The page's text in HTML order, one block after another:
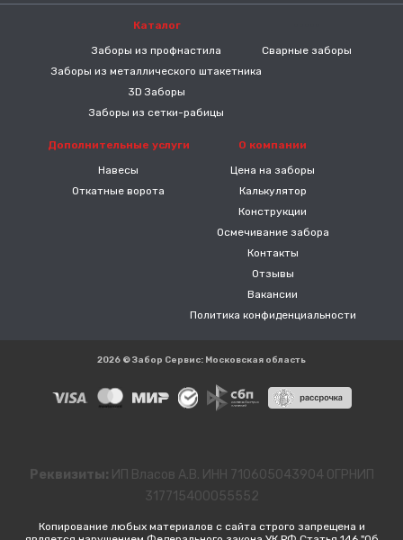
Каталог
Заборы из профнастила
Заборы из металлического штакетника
3D Заборы
Заборы из сетки-рабицы
Сварные заборы
Дополнительные услуги
Навесы
Откатные ворота
О компании
Цена на заборы
Калькулятор
Конструкции
Осмечивание забора
Контакты
Отзывы
Вакансии
Политика конфиденциальности
2026 © Забор Сервис: Московская область
Реквизиты: ИП Власов А.В. ИНН 710605043904 ОГРНИП
317715400055552
Копирование любых материалов с сайта строго запрещена и